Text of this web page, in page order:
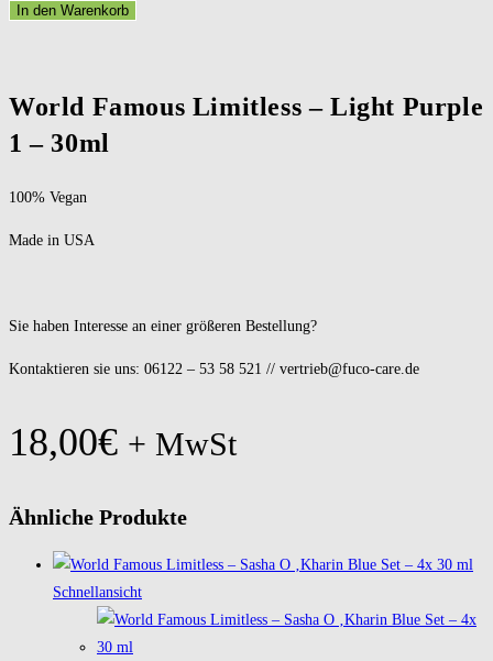
In den Warenkorb
World Famous Limitless – Light Purple
1 – 30ml
100% Vegan
Made in USA
Sie haben Interesse an einer größeren Bestellung?
Kontaktieren sie uns: 06122 – 53 58 521 // vertrieb@fuco-care.de
18,00€ + MwSt
Ähnliche Produkte
Schnellansicht